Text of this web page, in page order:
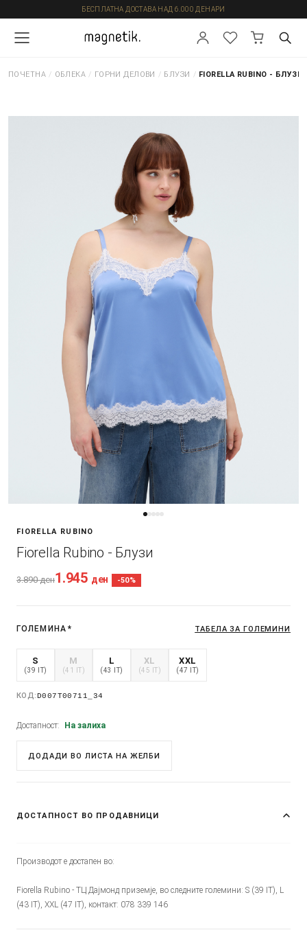
БЕСПЛАТНА ДОСТАВА НАД 6.000 ДЕНАРИ
ПОЧЕТНА / ОБЛЕКА / ГОРНИ ДЕЛОВИ / БЛУЗИ / FIORELLA RUBINO - БЛУЗИ
FIORELLA RUBINO
Fiorella Rubino - Блузи
3.890ден1.945 ден -50%
ГОЛЕМИНА * ТАБЕЛА ЗА ГОЛЕМИНИ
S
(39 IT)
M
(41 IT)
L
(43 IT)
XL
(45 IT)
XXL
(47 IT)
КОД: D007T00711_34
Достапност: На залиха
ДОДАДИ ВО ЛИСТА НА ЖЕЛБИ
ДОСТАПНОСТ ВО ПРОДАВНИЦИ
Производот е достапен во:
Fiorella Rubino - ТЦ Дајмонд приземје, во следните големини: S (39 IT), L
(43 IT), XXL (47 IT), контакт: 078 339 146